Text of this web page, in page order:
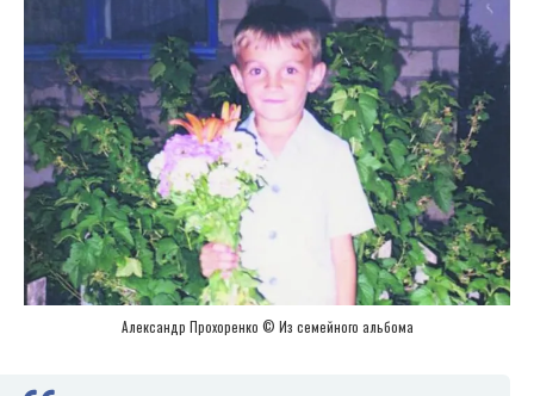
Александр Прохоренко © Из семейного альбома